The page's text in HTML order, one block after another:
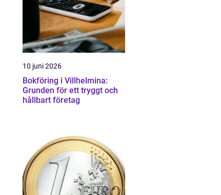
10 juni 2026
Bokföring i Villhelmina:
Grunden för ett tryggt och
hållbart företag